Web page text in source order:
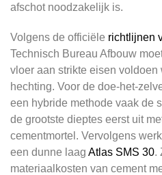
afschot noodzakelijk is.
Volgens de officiële richtlijnen
Technisch Bureau Afbouw
vloer aan strikte eisen voldoen
hechting. Voor de doe-het-
een hybride methode vaak de
de grootste dieptes eerst uit
cementmortel. Vervolgens
een dunne laag Atlas SMS 30.
materiaalkosten van cement